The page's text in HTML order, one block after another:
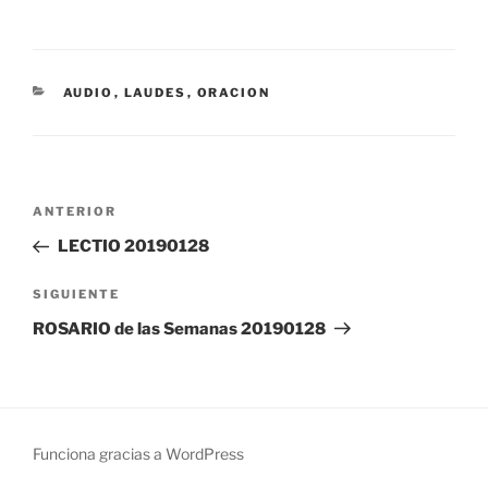
CATEGORÍAS
AUDIO , LAUDES , ORACION
Navegación
entradas
Entrada
anterior:
ANTERIOR
LECTIO 20190128
Siguiente
entrada
SIGUIENTE
ROSARIO de las Semanas 20190128
Funciona gracias a WordPress